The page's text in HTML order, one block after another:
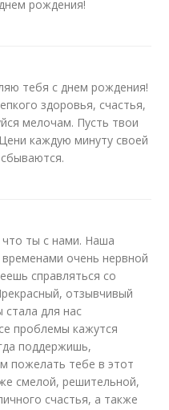
рождения!
тебя с днем рождения!
здоровья, счастья,
мелочам. Пусть твои
каждую минуту своей
ты с нами. Наша
очень нервной
справляться со
отзывчивый
для нас
проблемы кажутся
поддержишь,
пожелать тебе в этот
смелой, решительной,
счастья, а также